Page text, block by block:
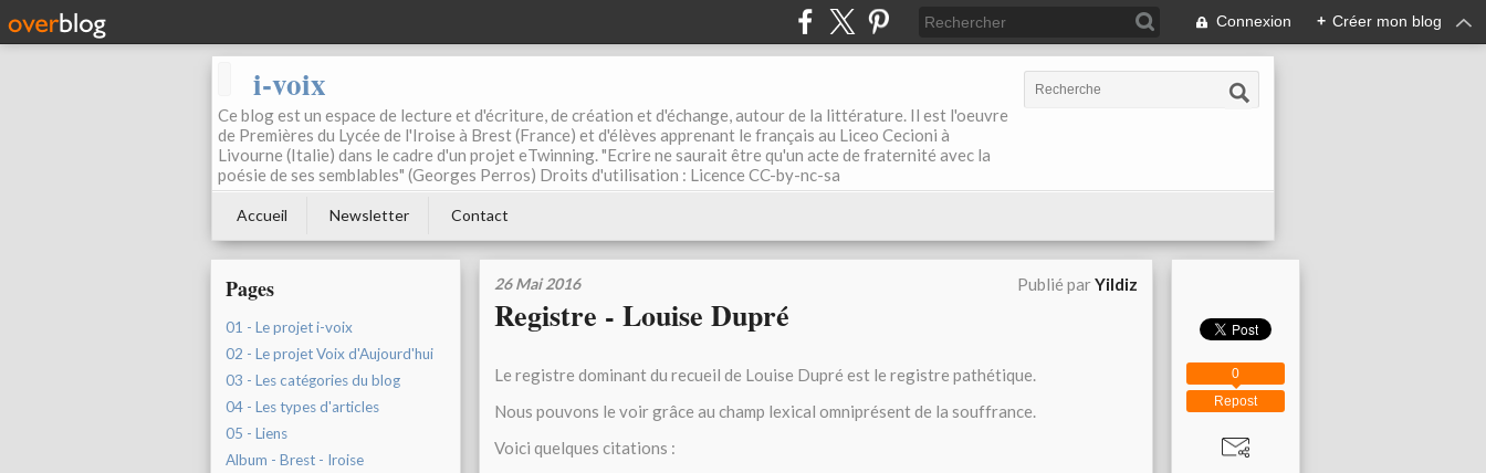
Connexion + Créer mon blog
i-voix
Ce blog est un espace de lecture et d'écriture, de création et d'échange, autour de la littérature. Il est l'oeuvre
de Premières du Lycée de l'Iroise à Brest (France) et d'élèves apprenant le français au Liceo Cecioni à
Livourne (Italie) dans le cadre d'un projet eTwinning. "Ecrire ne saurait être qu'un acte de fraternité avec la
poésie de ses semblables" (Georges Perros) Droits d'utilisation : Licence CC-by-nc-sa
Accueil Newsletter Contact
Pages
01 - Le projet i-voix
02 - Le projet Voix d'Aujourd'hui
03 - Les catégories du blog
04 - Les types d'articles
05 - Liens
Album - Brest - Iroise
26 Mai 2016 Publié parYildiz
Registre - Louise Dupré
Le registre dominant du recueil de Louise Dupré est le registre pathétique.
Nous pouvons le voir grâce au champ lexical omniprésent de la souffrance.
Voici quelques citations :
Repost
0